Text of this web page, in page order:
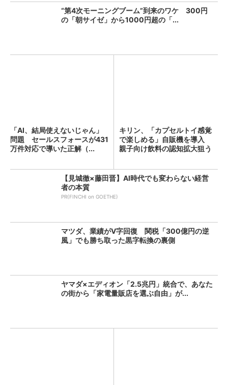
“第4次モーニングブーム”到来のワケ 300円
の「朝サイゼ」から1000円超の「...
「AI、結局使えないじゃん」
問題 セールスフォースが431
万件対応で導いた正解（...
キリン、「カプセルトイ感覚
で楽しめる」自販機を導入
親子向け飲料の認知拡大狙う
【見城徹×藤田晋】AI時代でも変わらない経営
者の本質
PR(FINCHI on GOETHE)
マツダ、業績がV字回復 関税「300億円の逆
風」でも勝ち取った黒字転換の裏側
ヤマダ×エディオン「2.5兆円」統合で、あなた
の街から「家電量販店を選ぶ自由」が...